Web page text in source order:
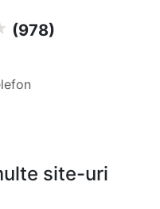
(978)
site-uri